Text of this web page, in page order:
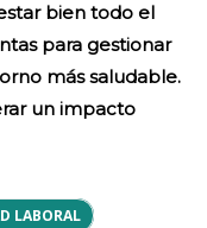
bien todo el
para gestionar
más saludable.
un impacto
LABORAL